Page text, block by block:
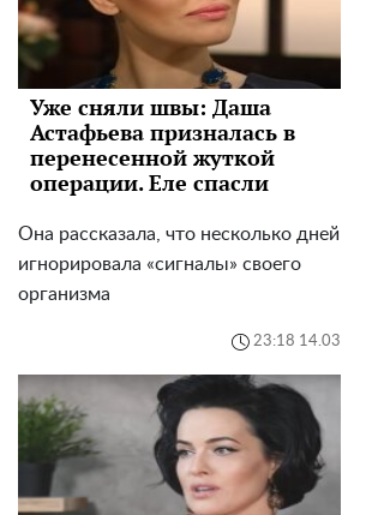
Уже сняли швы: Даша
Астафьева призналась в
перенесенной жуткой
операции. Еле спасли
Она рассказала, что несколько дней
игнорировала «сигналы» своего
организма
23:18 14.03